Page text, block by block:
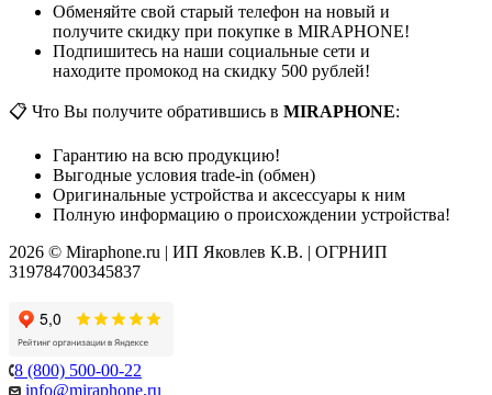
Обменяйте свой старый телефон на новый и
получите скидку при покупке в MIRAPHONE!
Подпишитесь на наши социальные сети и
находите промокод на скидку 500 рублей!
📋 Что Вы получите обратившись в MIRAPHONE:
Гарантию на всю продукцию!
Выгодные условия trade-in (обмен)
Оригинальные устройства и аксессуары к ним
Полную информацию о происхождении устройства!
2026 © Miraphone.ru | ИП Яковлев К.В. | ОГРНИП
319784700345837
8 (800) 500-00-22
info@miraphone.ru